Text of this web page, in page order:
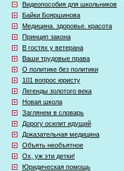
Видеопособия для школьников
Байки Бояршинова
Медицина. здоровье. красота
Принцип закона
В гостях у ветерана
Ваши трудовые права
О политике без политики
101 вопрос юристу
Легенды золотого века
Новая школа
Заглянем в словарь
Дорогу осилит идущий
Доказательная медицина
Объять необъятное
Ох, уж эти детки!
Юридическая помощь